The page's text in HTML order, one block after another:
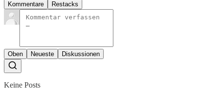
Kommentare Restacks
Oben Neueste Diskussionen
Keine Posts